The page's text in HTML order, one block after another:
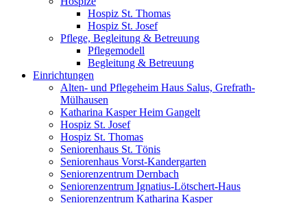
Hospiz St. Thomas
Hospiz St. Josef
Pflege, Begleitung & Betreuung
Pflegemodell
Begleitung & Betreuung
Einrichtungen
Alten- und Pflegeheim Haus Salus, Grefrath-
Mülhausen
Katharina Kasper Heim Gangelt
Hospiz St. Josef
Hospiz St. Thomas
Seniorenhaus St. Tönis
Seniorenhaus Vorst-Kandergarten
Seniorenzentrum Dernbach
Seniorenzentrum Ignatius-Lötschert-Haus
Seniorenzentrum Katharina Kasper